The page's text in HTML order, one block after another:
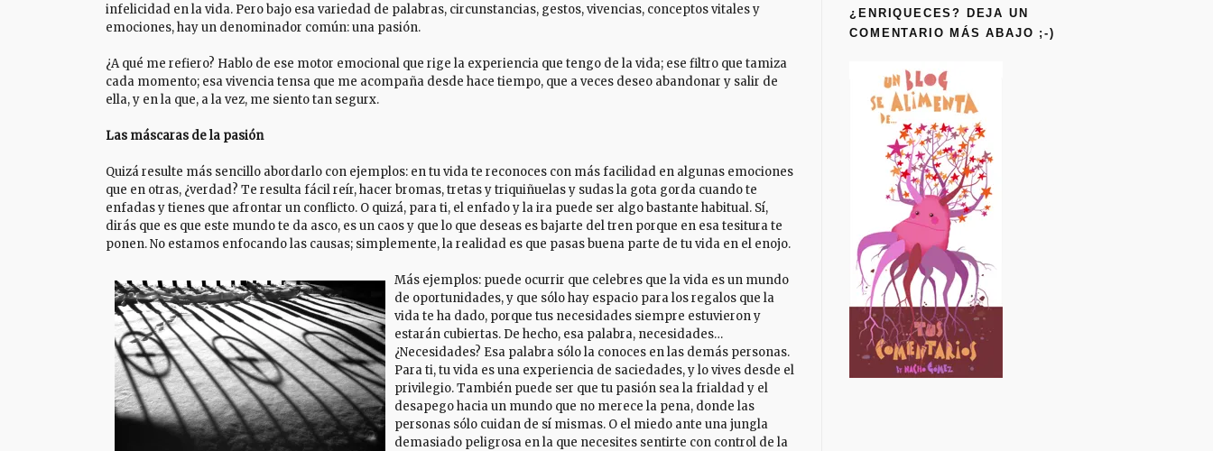
infelicidad en la vida. Pero bajo esa variedad de palabras, circunstancias, gestos, vivencias, conceptos vitales y
emociones, hay un denominador común: una pasión.
¿A qué me refiero? Hablo de ese motor emocional que rige la experiencia que tengo de la vida; ese filtro que tamiza
cada momento; esa vivencia tensa que me acompaña desde hace tiempo, que a veces deseo abandonar y salir de
ella, y en la que, a la vez, me siento tan segurx.
Las máscaras de la pasión
Quizá resulte más sencillo abordarlo con ejemplos: en tu vida te reconoces con más facilidad en algunas emociones
que en otras, ¿verdad? Te resulta fácil reír, hacer bromas, tretas y triquiñuelas y sudas la gota gorda cuando te
enfadas y tienes que afrontar un conflicto. O quizá, para ti, el enfado y la ira puede ser algo bastante habitual. Sí,
dirás que es que este mundo te da asco, es un caos y que lo que deseas es bajarte del tren porque en esa tesitura te
ponen. No estamos enfocando las causas; simplemente, la realidad es que pasas buena parte de tu vida en el enojo.
Más ejemplos: puede ocurrir que celebres que la vida es un mundo
de oportunidades, y que sólo hay espacio para los regalos que la
vida te ha dado, porque tus necesidades siempre estuvieron y
estarán cubiertas. De hecho, esa palabra, necesidades…
¿Necesidades? Esa palabra sólo la conoces en las demás personas.
Para ti, tu vida es una experiencia de saciedades, y lo vives desde el
privilegio. También puede ser que tu pasión sea la frialdad y el
desapego hacia un mundo que no merece la pena, donde las
personas sólo cuidan de sí mismas. O el miedo ante una jungla
demasiado peligrosa en la que necesites sentirte con control de la
¿ENRIQUECES? DEJA UN
COMENTARIO MÁS ABAJO ;-)